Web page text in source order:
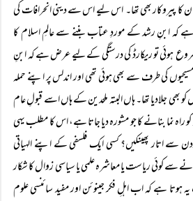
کا پیروکار بھی تھا۔ اس لیے اس سے دینی انحرافات کی
کہ ابنِ رشد کے موردِ عتاب بننے سے عالمِ اسلام کا
ہوئی تو ریکارڈ کی درستگی کے لیے عرض ہے کہ ابنِ
کی طرف سے بھی ہوئی تھی اور اندلس پر اپنے حملہ
جلادیا تھا۔ ہاں البتہ ملحدین کے ہاں اسے قبولِ عام
راہ نما بنانے کا جو مشورہ دیا جاتا ہے، اس کا مطلب یہی
سے اتار پھینکیں؟ کسی ایک فلسفی کے اپنے الہیاتی
کوئی ریاست یا معاشرہ علمی یا سیاسی زوال کا شکار
ہوتا ہے کہ اب اہلِ فکر جینوئن اور مفید سائنسی علوم